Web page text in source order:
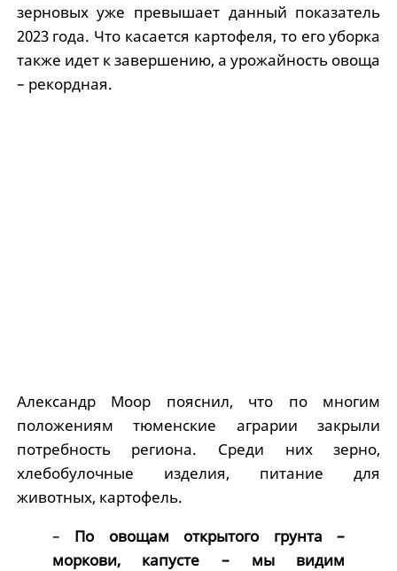
зерновых уже превышает данный показатель
2023 года. Что касается картофеля, то его уборка
также идет к завершению, а урожайность овоща
– рекордная.
Александр Моор пояснил, что по многим
положениям тюменские аграрии закрыли
потребность региона. Среди них зерно,
хлебобулочные изделия, питание для
животных, картофель.
– По овощам открытого грунта –
моркови, капусте – мы видим